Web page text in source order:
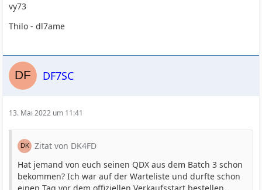
vy73
Thilo - dl7ame
DF7SC
13. Mai 2022 um 11:41
Zitat von DK4FD
Hat jemand von euch seinen QDX aus dem Batch 3 schon
bekommen? Ich war auf der Warteliste und durfte schon